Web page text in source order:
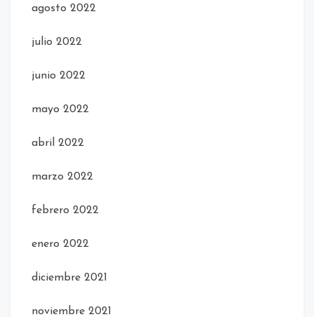
agosto 2022
julio 2022
junio 2022
mayo 2022
abril 2022
marzo 2022
febrero 2022
enero 2022
diciembre 2021
noviembre 2021